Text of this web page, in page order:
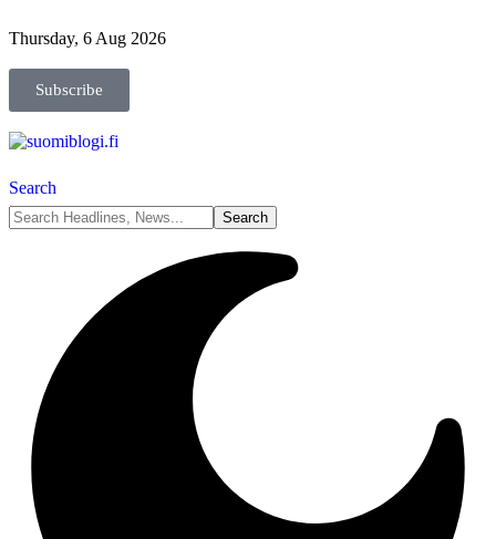
Thursday, 6 Aug 2026
Subscribe
Search